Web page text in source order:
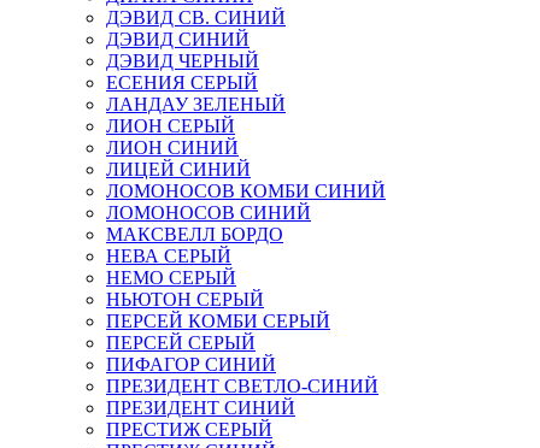
ДЭВИД СВ. СИНИЙ
ДЭВИД СИНИЙ
ДЭВИД ЧЕРНЫЙ
ЕСЕНИЯ СЕРЫЙ
ЛАНДАУ ЗЕЛЕНЫЙ
ЛИОН СЕРЫЙ
ЛИОН СИНИЙ
ЛИЦЕЙ СИНИЙ
ЛОМОНОСОВ КОМБИ СИНИЙ
ЛОМОНОСОВ СИНИЙ
МАКСВЕЛЛ БОРДО
НЕВА СЕРЫЙ
НЕМО СЕРЫЙ
НЬЮТОН СЕРЫЙ
ПЕРСЕЙ КОМБИ СЕРЫЙ
ПЕРСЕЙ СЕРЫЙ
ПИФАГОР СИНИЙ
ПРЕЗИДЕНТ СВЕТЛО-СИНИЙ
ПРЕЗИДЕНТ СИНИЙ
ПРЕСТИЖ СЕРЫЙ